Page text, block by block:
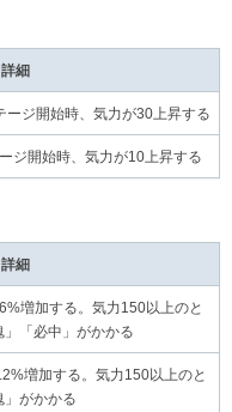
詳細
ージ開始時、気力が30上昇する
ジ開始時、気力が10上昇する
詳細
増加する。気力150以上のと
」「必中」がかかる
増加する。気力150以上のと
」がかかる